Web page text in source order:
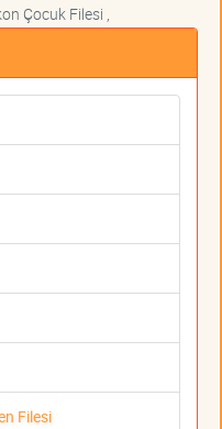
Çocuk Filesi ,
Filesi